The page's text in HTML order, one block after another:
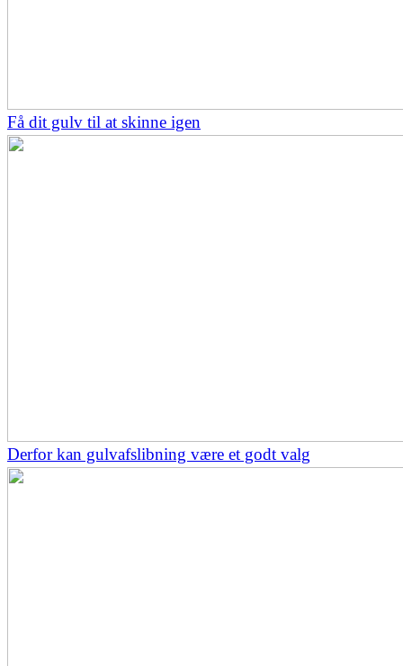
Få dit gulv til at skinne igen
Derfor kan gulvafslibning være et godt valg